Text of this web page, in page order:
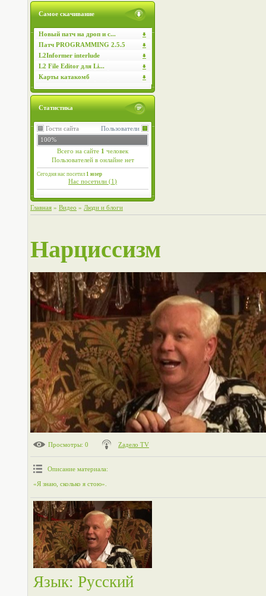
Самое скачивание
Новый патч на дроп и с...
Патч PROGRAMMING 2.5.5
L2Informer interlude
L2 File Editor для Li...
Карты катакомб
Статистика
Пользователи
Гости сайта
100%
Всего на сайте 1 человек
Пользователей в онлайне нет
Сегодня нас посетил1 юзер
Нас посетили (1)
Главная » Видео » Люди и блоги
Нарциссизм
Просмотры: 0 Zадело TV
Описание материала:
«Я знаю, сколько я стою».
Язык: Русский